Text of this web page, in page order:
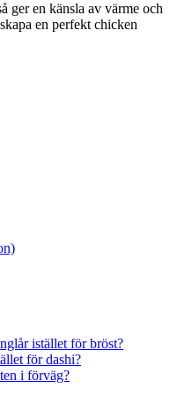
ger en känsla av värme och
en perfekt chicken
istället för bröst?
för dashi?
i förväg?